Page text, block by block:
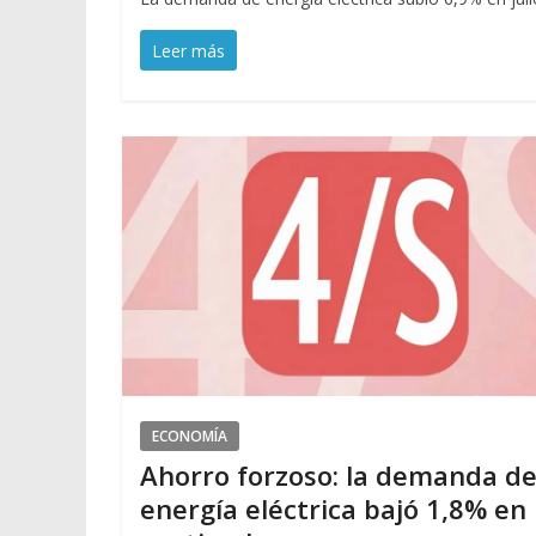
Leer más
ECONOMÍA
Ahorro forzoso: la demanda de
energía eléctrica bajó 1,8% en